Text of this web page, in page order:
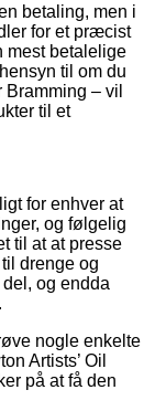
betaling, men i
for et præcist
mest betalelige
til om du
– vil
til et
for enhver at
og følgelig
til at at presse
drenge og
og endda
nogle enkelte
Artists’ Oil
på at få den